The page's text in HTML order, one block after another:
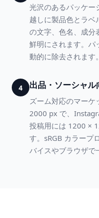
光沢のあるパッケー
越しに製品色とラベ
の文字、色名、成分
鮮明にされます。パ
動的に除去されます。
4 出品・ソーシャル
ズーム対応のマー
2000 px で、
投稿用には 1200 ×
す。sRGB カラープ
バイスやブラウザで